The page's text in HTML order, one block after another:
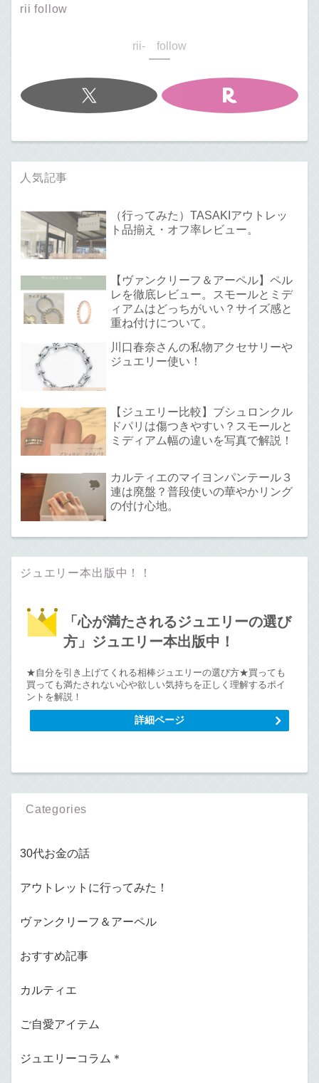
rii follow
rii- follow
人気記事
（行ってみた）TASAKIアウトレッ
ト品揃え・オフ率レビュー。
【ヴァンクリーフ＆アーペル】ペル
レを徹底レビュー。スモールとミデ
ィアムはどっちがいい？サイズ感と
重ね付けについて。
川口春奈さんの私物アクセサリーや
ジュエリー使い！
【ジュエリー比較】ブシュロンクル
ドパリは傷つきやすい？スモールと
ミディアム幅の違いを写真で解説！
カルティエのマイヨンパンテール３
連は廃盤？普段使いの華やかリング
の付け心地。
ジュエリー本出版中！！
「心が満たされるジュエリーの選び
方」ジュエリー本出版中！
★自分を引き上げてくれる相棒ジュエリーの選び方★買っても
買っても満たされない心や欲しい気持ちを正しく理解するポイ
ントを解説！
詳細ページ
Categories
30代お金の話
アウトレットに行ってみた！
ヴァンクリーフ＆アーペル
おすすめ記事
カルティエ
ご自愛アイテム
ジュエリーコラム＊